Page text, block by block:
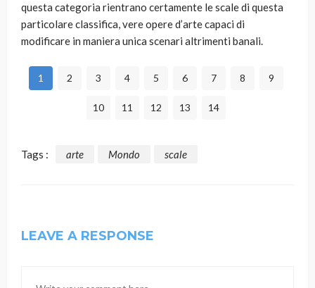
questa categoria rientrano certamente le scale di questa
particolare classifica, vere opere d’arte capaci di
modificare in maniera unica scenari altrimenti banali.
1 2 3 4 5 6 7 8 9
10 11 12 13 14
Tags : arte Mondo scale
LEAVE A RESPONSE